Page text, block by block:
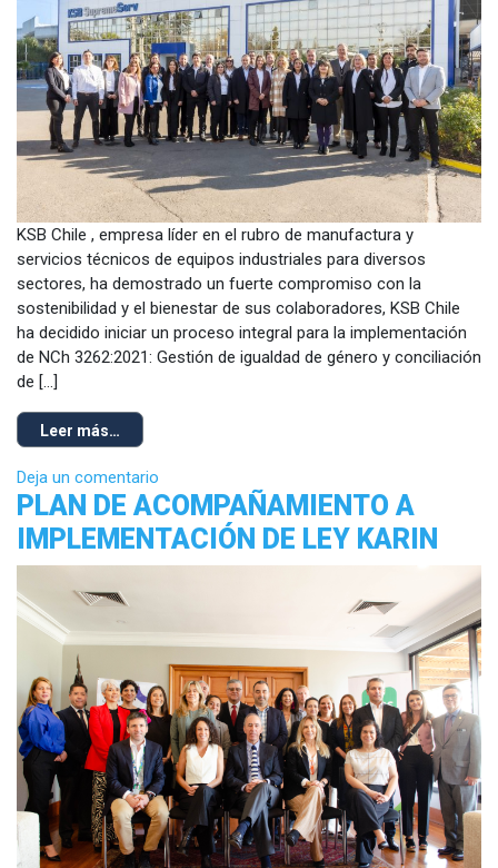
KSB Chile , empresa líder en el rubro de manufactura y
servicios técnicos de equipos industriales para diversos
sectores, ha demostrado un fuerte compromiso con la
sostenibilidad y el bienestar de sus colaboradores, KSB Chile
ha decidido iniciar un proceso integral para la implementación
de NCh 3262:2021: Gestión de igualdad de género y conciliación
de […]
Leer más…
Deja un comentario
PLAN DE ACOMPAÑAMIENTO A
IMPLEMENTACIÓN DE LEY KARIN